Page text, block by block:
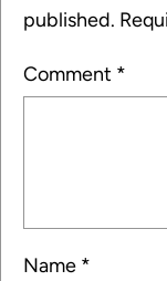
published.
Comment *
Name *